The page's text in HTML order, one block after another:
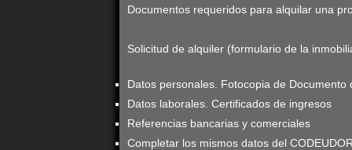
Documentos requeridos para alquilar una
Solicitud de alquiler (formulario de la
Datos personales. Fotocopia de Documento
Datos laborales. Certificados de ingresos
Referencias bancarias y comerciales
Completar los mismos datos del